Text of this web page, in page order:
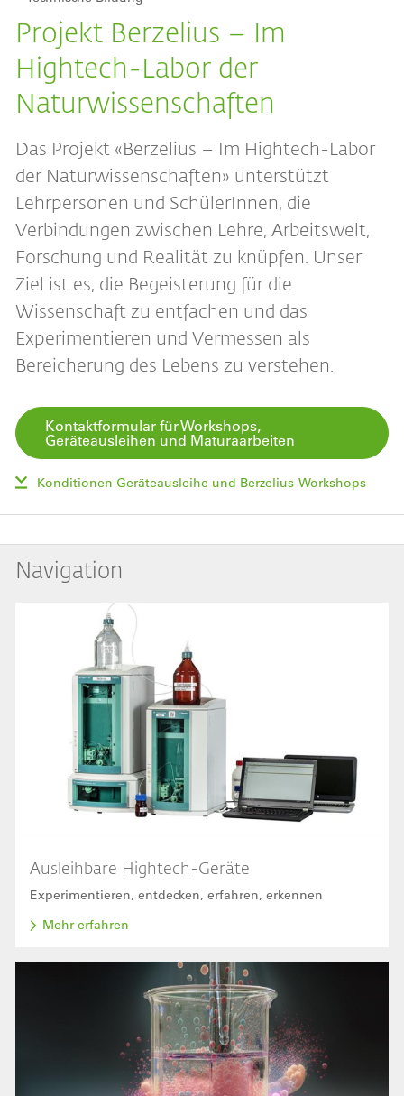
Projekt Berzelius – Im
Hightech-Labor der
Naturwissenschaften
Das Projekt «Berzelius – Im Hightech-Labor
der Naturwissenschaften» unterstützt
Lehrpersonen und SchülerInnen, die
Verbindungen zwischen Lehre, Arbeitswelt,
Forschung und Realität zu knüpfen. Unser
Ziel ist es, die Begeisterung für die
Wissenschaft zu entfachen und das
Experimentieren und Vermessen als
Bereicherung des Lebens zu verstehen.
Kontaktformular für Workshops,
Geräteausleihen und Maturaarbeiten
Konditionen Geräteausleihe und Berzelius-Workshops
Navigation
Ausleihbare Hightech-Geräte
Experimentieren, entdecken, erfahren, erkennen
Mehr erfahren